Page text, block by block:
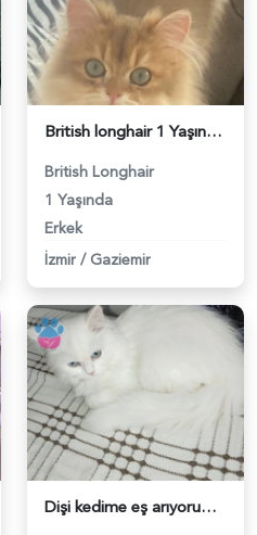
British longhair 1 Yaşında Eş Arıyor - 118984672
British Longhair
1 Yaşında
Erkek
İzmir / Gaziemir
Dişi kedime eş arıyorum Esenyurt ve civarı tercihimizdir - 118984616